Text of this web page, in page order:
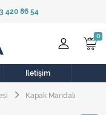
420 86 54
İletişim
Kapak Mandalı